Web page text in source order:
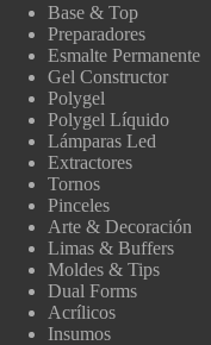
Base & Top
Preparadores
Esmalte Permanente
Gel Constructor
Polygel
Polygel Líquido
Lámparas Led
Extractores
Tornos
Pinceles
Arte & Decoración
Limas & Buffers
Moldes & Tips
Dual Forms
Acrílicos
Insumos